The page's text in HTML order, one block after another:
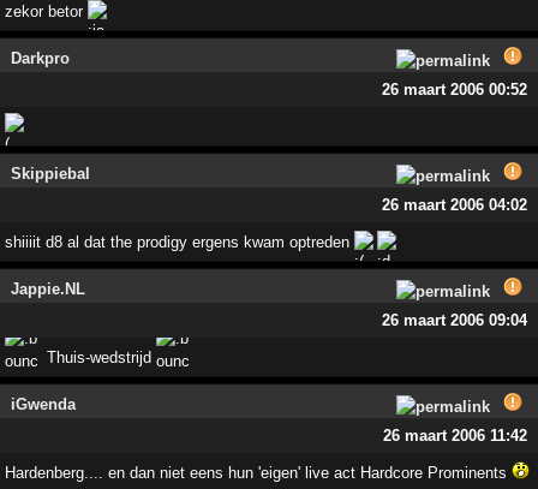
zekor betor
Darkpro
26 maart 2006 00:52
Skippiebal
26 maart 2006 04:02
shiiiit d8 al dat the prodigy ergens kwam optreden
Jappie.NL
26 maart 2006 09:04
Thuis-wedstrijd
iGwenda
26 maart 2006 11:42
Hardenberg.... en dan niet eens hun 'eigen' live act Hardcore Prominents